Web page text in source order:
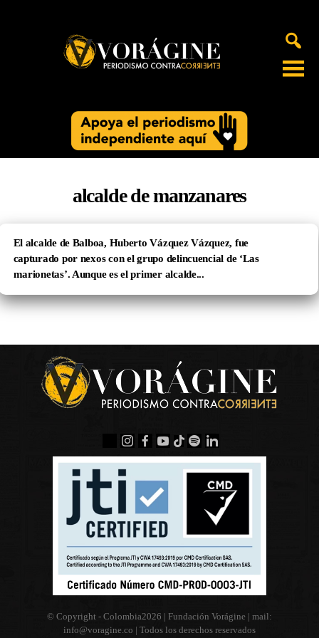
alcalde de manzanares
El alcalde de Balboa, Huberto Vázquez Vázquez, fue
capturado por nexos con el grupo delincuencial de ‘Las
marionetas’. Aunque es el primer alcalde...
© Copyright - Colombia2026 | Fundación Vorágine | mail:
info@voragine.co | Todos los derechos reservados